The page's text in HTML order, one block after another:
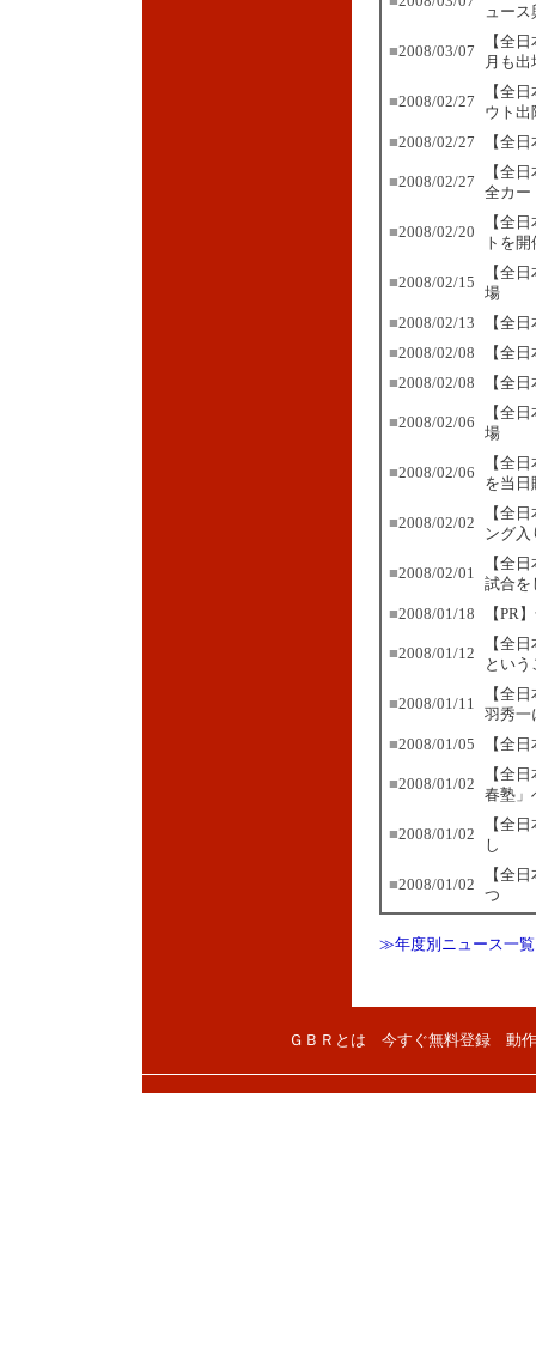
ュース
■2008/03/07
【全
月も出
■2008/02/27
【全
ウト出
■2008/02/27 【全
■2008/02/27
【全
全カー
■2008/02/20
【全
トを
■2008/02/15
【全
場
■2008/02/13
【全
■2008/02/08
【全
■2008/02/08 【全
■2008/02/06
【全
場
■2008/02/06
【全
を当日
■2008/02/02
【全
ング入
■2008/02/01
【全
試合を
■2008/01/18 【PR
■2008/01/12
【全
とい
■2008/01/11
【全
羽秀一
■2008/01/05 【全
■2008/01/02
【全
春塾」
■2008/01/02
【全
し
■2008/01/02
【全
つ
≫年度別ニュース一覧
ＧＢＲとは 今すぐ無料登録 動